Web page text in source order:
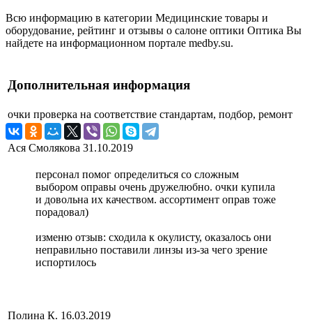
Всю информацию в категории Медицинские товары и
оборудование, рейтинг и отзывы о салоне оптики Оптика Вы
найдете на информационном портале medby.su.
Дополнительная информация
очки проверка на соответствие стандартам, подбор, ремонт
Ася Смолякова 31.10.2019
персонал помог определиться со сложным
выбором оправы очень дружелюбно. очки купила
и довольна их качеством. ассортимент оправ тоже
порадовал)
изменю отзыв: сходила к окулисту, оказалось они
неправильно поставили линзы из-за чего зрение
испортилось
Полина К. 16.03.2019